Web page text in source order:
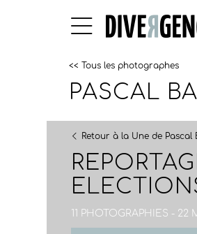
<< Tous les photographes
PASCAL
Retour à la Une de Pascal
11 PHOTOGRAPHIES - 22